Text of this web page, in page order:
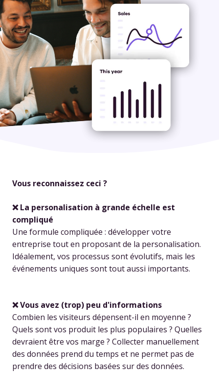
Vous reconnaissez ceci ?
❌ La personalisation à grande échelle est
compliqué
Une formule compliquée : développer votre
entreprise tout en proposant de la personalisation.
Idéalement, vos processus sont évolutifs, mais les
événements uniques sont tout aussi importants.
❌ Vous avez (trop) peu d'informations
Combien les visiteurs dépensent-il en moyenne ?
Quels sont vos produit les plus populaires ? Quelles
devraient être vos marge ? Collecter manuellement
des données prend du temps et ne permet pas de
prendre des décisions basées sur des données.